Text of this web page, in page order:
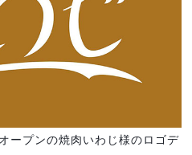
ープンの焼肉いわじ様のロゴデ